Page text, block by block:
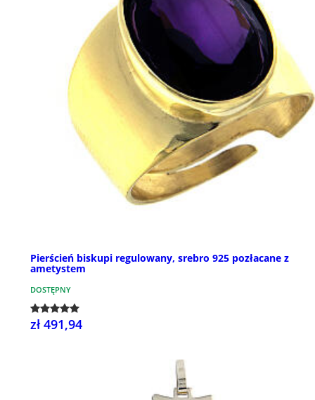
Pierścień biskupi regulowany, srebro 925 pozłacane z
ametystem
DOSTĘPNY
zł 491,94